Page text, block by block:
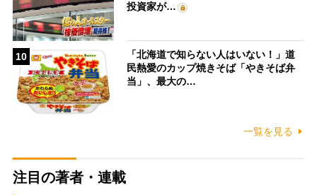
投資家が…
10
「北海道で知らない人はいない！」道
民熱愛のカップ焼きそば「やきそば弁
当」、最大の…
一覧を見る
注目の著者・連載